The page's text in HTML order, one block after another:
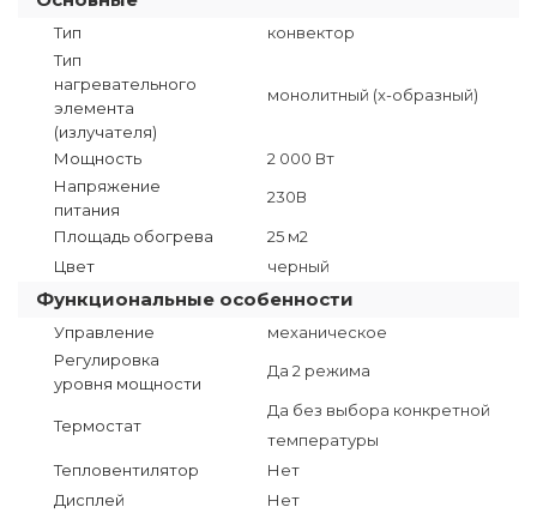
Тип
конвектор
Тип
нагревательного
элемента
(излучателя)
монолитный (x-образный)
Мощность
2 000 Вт
Напряжение
питания
230В
Площадь обогрева
25 м2
Цвет
черный
Функциональные особенности
Управление
механическое
Регулировка
уровня мощности
Да 2 режима
Термостат
Да без выбора конкретной
температуры
Тепловентилятор
Нет
Дисплей
Нет